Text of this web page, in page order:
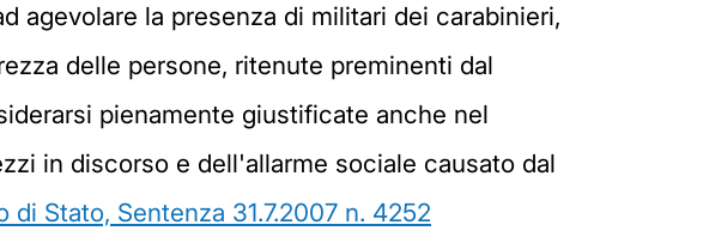
agevolare la presenza di militari dei carabinieri,
delle persone, ritenute preminenti dal
pienamente giustificate anche nel
in discorso e dell'allarme sociale causato dal
di Stato, Sentenza 31.7.2007 n. 4252